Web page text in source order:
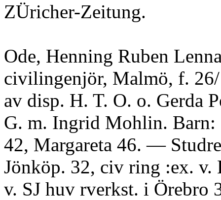
ZÜricher-Zeitung.
Ode, Henning Ruben
civilingenjör, Malmö, f.
av disp. H. T. O. o. Gerda
G. m. Ingrid Mohlin.
42, Margareta 46. —
Jönköp. 32, civ ring :ex. v.
v. SJ huv rverkst. i Örebro